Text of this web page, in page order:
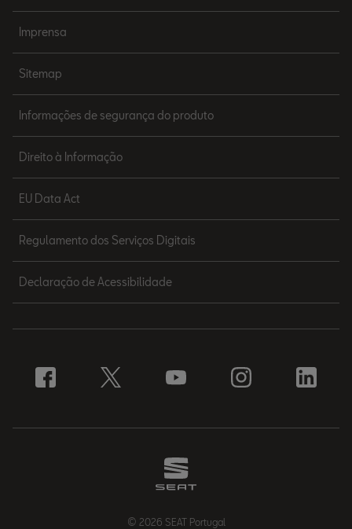
Imprensa
Sitemap
Informações de segurança do produto
Direito à Informação
EU Data Act
Regulamento dos Serviços Digitais
Declaração de Acessibilidade
© 2026 SEAT Portugal